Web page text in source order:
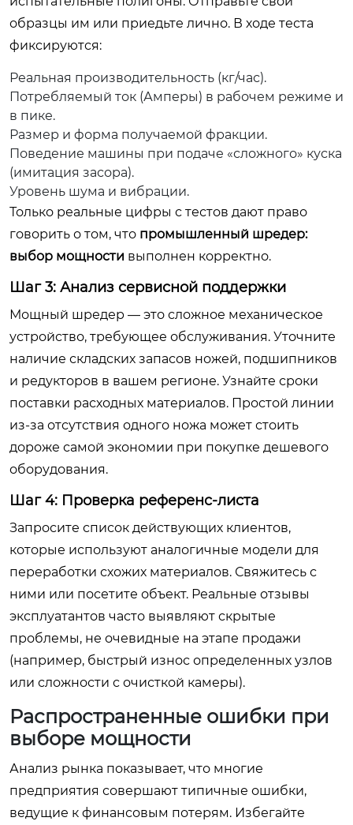
образцы им или приедьте лично. В ходе теста
фиксируются:
Реальная производительность (кг/час).
Потребляемый ток (Амперы) в рабочем режиме и
в пике.
Размер и форма получаемой фракции.
Поведение машины при подаче «сложного» куска
(имитация засора).
Уровень шума и вибрации.
Только реальные цифры с тестов дают право
говорить о том, что промышленный шредер:
выбор мощности выполнен корректно.
Шаг 3: Анализ сервисной поддержки
Мощный шредер — это сложное механическое
устройство, требующее обслуживания. Уточните
наличие складских запасов ножей, подшипников
и редукторов в вашем регионе. Узнайте сроки
поставки расходных материалов. Простой линии
из-за отсутствия одного ножа может стоить
дороже самой экономии при покупке дешевого
оборудования.
Шаг 4: Проверка референс-листа
Запросите список действующих клиентов,
которые используют аналогичные модели для
переработки схожих материалов. Свяжитесь с
ними или посетите объект. Реальные отзывы
эксплуатантов часто выявляют скрытые
проблемы, не очевидные на этапе продажи
(например, быстрый износ определенных узлов
или сложности с очисткой камеры).
Распространенные ошибки при
выборе мощности
Анализ рынка показывает, что многие
предприятия совершают типичные ошибки,
ведущие к финансовым потерям. Избегайте